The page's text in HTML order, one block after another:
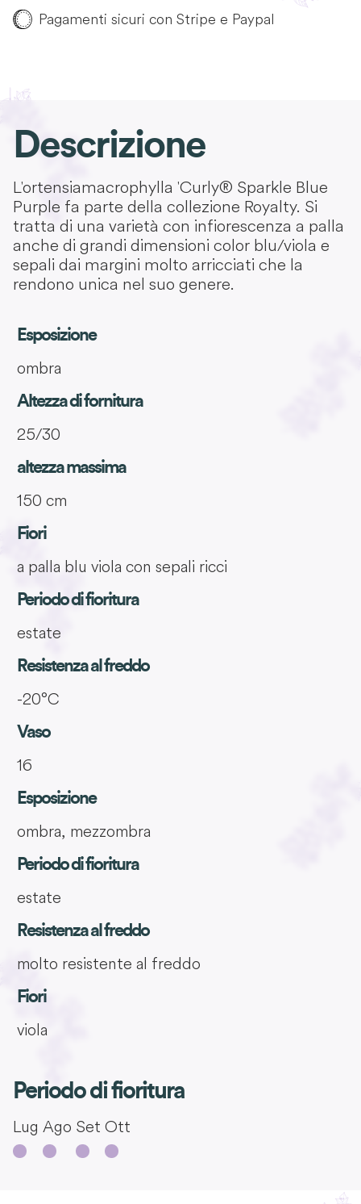
Pagamenti sicuri con Stripe e Paypal
Descrizione
L'ortensia macrophylla 'Curly® Sparkle Blue
Purple fa parte della collezione Royalty. Si
tratta di una varietà con infiorescenza a palla
anche di grandi dimensioni color blu/viola e
sepali dai margini molto arricciati che la
rendono unica nel suo genere.
Esposizione
ombra
Altezza di fornitura
25/30
altezza massima
150 cm
Fiori
a palla blu viola con sepali ricci
Periodo di fioritura
estate
Resistenza al freddo
-20°C
Vaso
16
Esposizione
ombra, mezzombra
Periodo di fioritura
estate
Resistenza al freddo
molto resistente al freddo
Fiori
viola
Periodo di fioritura
Lug Ago Set Ott